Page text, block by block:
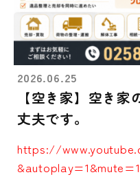
2026.06.25
【空き家】空き
丈夫です。
https://